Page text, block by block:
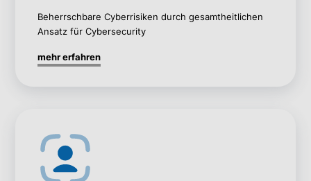
Beherrschbare Cyberrisiken durch gesamtheitlichen
Ansatz für Cybersecurity
mehr erfahren